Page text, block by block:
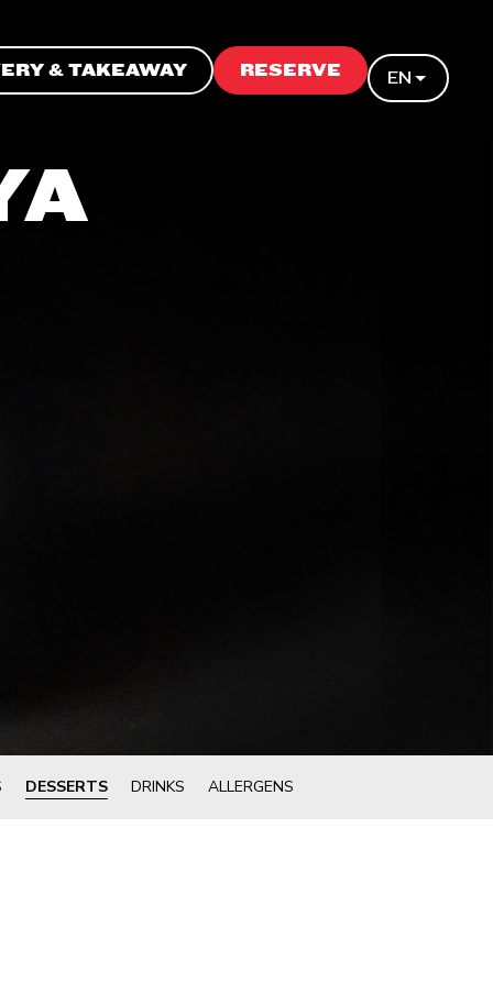
& TAKEAWAY RESERVE EN
DESSERTS DRINKS ALLERGENS